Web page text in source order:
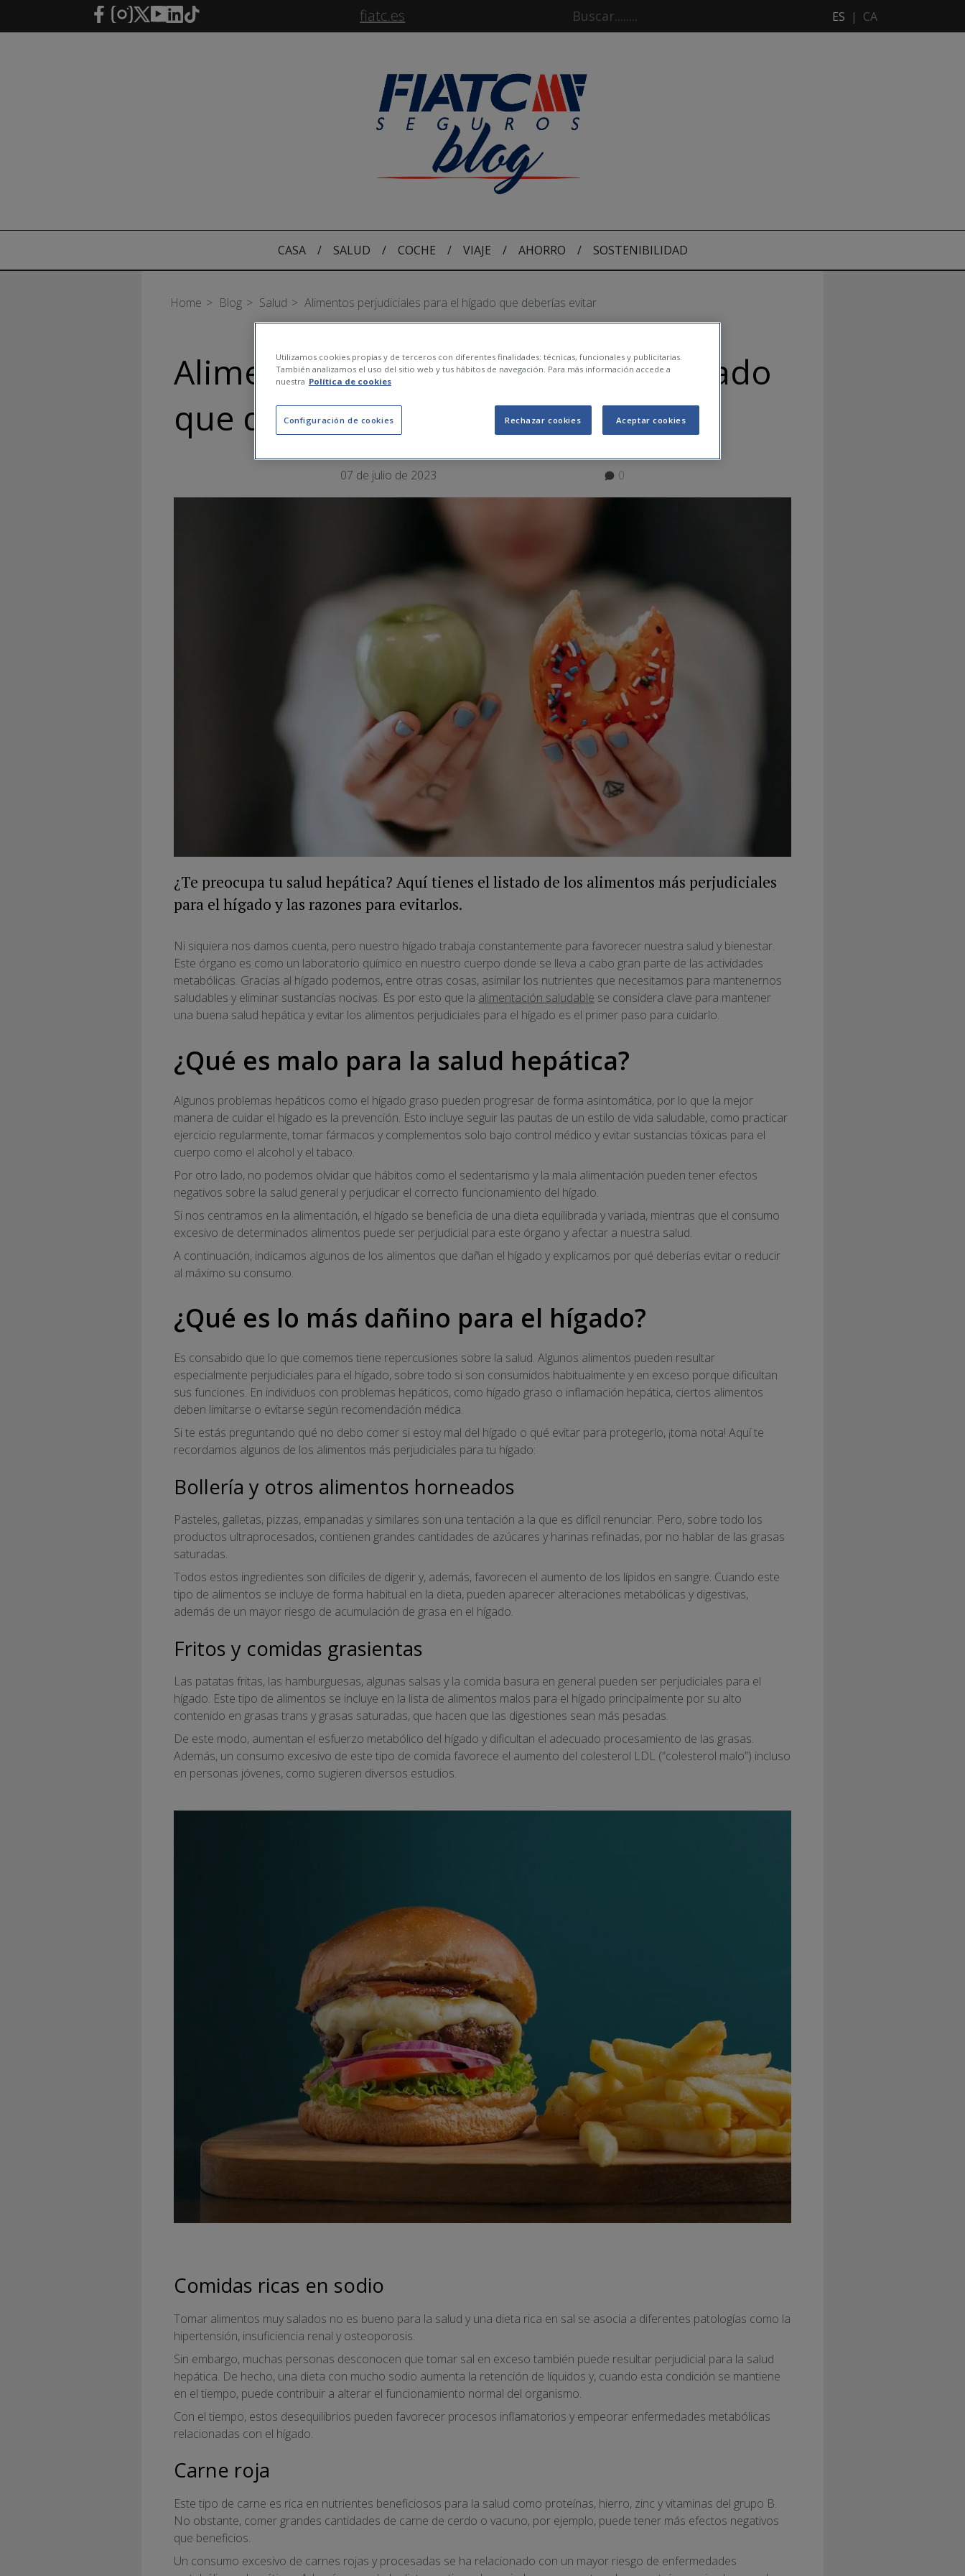
Saltar al contenido principal fiatc.es ES | CA
CASA / SALUD / COCHE / VIAJE / AHORRO / SOSTENIBILIDAD
Home Blog Salud Alimentos perjudiciales para el hígado que deberías evitar
Alimentos perjudiciales para el hígado
que deberías evitar
07 de julio de 2023 0
¿Te preocupa tu salud hepática? Aquí tienes el listado de los alimentos más perjudiciales
para el hígado y las razones para evitarlos.
Ni siquiera nos damos cuenta, pero nuestro hígado trabaja constantemente para favorecer nuestra salud y bienestar.
Este órgano es como un laboratorio químico en nuestro cuerpo donde se lleva a cabo gran parte de las actividades
metabólicas. Gracias al hígado podemos, entre otras cosas, asimilar los nutrientes que necesitamos para mantenernos
saludables y eliminar sustancias nocivas. Es por esto que la alimentación saludable se considera clave para mantener
una buena salud hepática y evitar los alimentos perjudiciales para el hígado es el primer paso para cuidarlo.
¿Qué es malo para la salud hepática?
Algunos problemas hepáticos como el hígado graso pueden progresar de forma asintomática, por lo que la mejor
manera de cuidar el hígado es la prevención. Esto incluye seguir las pautas de un estilo de vida saludable, como practicar
ejercicio regularmente, tomar fármacos y complementos solo bajo control médico y evitar sustancias tóxicas para el
cuerpo como el alcohol y el tabaco.
Por otro lado, no podemos olvidar que hábitos como el sedentarismo y la mala alimentación pueden tener efectos
negativos sobre la salud general y perjudicar el correcto funcionamiento del hígado.
Si nos centramos en la alimentación, el hígado se beneficia de una dieta equilibrada y variada, mientras que el consumo
excesivo de determinados alimentos puede ser perjudicial para este órgano y afectar a nuestra salud.
A continuación, indicamos algunos de los alimentos que dañan el hígado y explicamos por qué deberías evitar o reducir
al máximo su consumo.
¿Qué es lo más dañino para el hígado?
Es consabido que lo que comemos tiene repercusiones sobre la salud. Algunos alimentos pueden resultar
especialmente perjudiciales para el hígado, sobre todo si son consumidos habitualmente y en exceso porque dificultan
sus funciones. En individuos con problemas hepáticos, como hígado graso o inflamación hepática, ciertos alimentos
deben limitarse o evitarse según recomendación médica.
Si te estás preguntando qué no debo comer si estoy mal del hígado o qué evitar para protegerlo, ¡toma nota! Aquí te
recordamos algunos de los alimentos más perjudiciales para tu hígado:
Bollería y otros alimentos horneados
Pasteles, galletas, pizzas, empanadas y similares son una tentación a la que es difícil renunciar. Pero, sobre todo los
productos ultraprocesados, contienen grandes cantidades de azúcares y harinas refinadas, por no hablar de las grasas
saturadas.
Todos estos ingredientes son difíciles de digerir y, además, favorecen el aumento de los lípidos en sangre. Cuando este
tipo de alimentos se incluye de forma habitual en la dieta, pueden aparecer alteraciones metabólicas y digestivas,
además de un mayor riesgo de acumulación de grasa en el hígado.
Fritos y comidas grasientas
Las patatas fritas, las hamburguesas, algunas salsas y la comida basura en general pueden ser perjudiciales para el
hígado. Este tipo de alimentos se incluye en la lista de alimentos malos para el hígado principalmente por su alto
contenido en grasas trans y grasas saturadas, que hacen que las digestiones sean más pesadas.
De este modo, aumentan el esfuerzo metabólico del hígado y dificultan el adecuado procesamiento de las grasas.
Además, un consumo excesivo de este tipo de comida favorece el aumento del colesterol LDL (“colesterol malo”) incluso
en personas jóvenes, como sugieren diversos estudios.
Comidas ricas en sodio
Tomar alimentos muy salados no es bueno para la salud y una dieta rica en sal se asocia a diferentes patologías como la
hipertensión, insuficiencia renal y osteoporosis.
Sin embargo, muchas personas desconocen que tomar sal en exceso también puede resultar perjudicial para la salud
hepática. De hecho, una dieta con mucho sodio aumenta la retención de líquidos y, cuando esta condición se mantiene
en el tiempo, puede contribuir a alterar el funcionamiento normal del organismo.
Con el tiempo, estos desequilibrios pueden favorecer procesos inflamatorios y empeorar enfermedades metabólicas
relacionadas con el hígado.
Carne roja
Este tipo de carne es rica en nutrientes beneficiosos para la salud como proteínas, hierro, zinc y vitaminas del grupo B.
No obstante, comer grandes cantidades de carne de cerdo o vacuno, por ejemplo, puede tener más efectos negativos
que beneficios.
Un consumo excesivo de carnes rojas y procesadas se ha relacionado con un mayor riesgo de enfermedades
Utilizamos cookies propias y de terceros con diferentes finalidades: técnicas, funcionales y publicitarias.
También analizamos el uso del sitio web y tus hábitos de navegación. Para más información accede a
nuestra Política de cookies
Configuración de cookies Rechazar cookies Aceptar cookies